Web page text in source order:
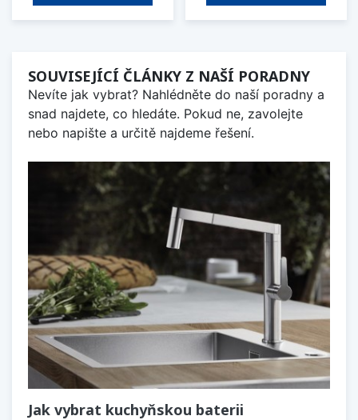
SOUVISEJÍCÍ ČLÁNKY Z NAŠÍ PORADNY
Nevíte jak vybrat? Nahlédněte do naší poradny a
snad najdete, co hledáte. Pokud ne, zavolejte
nebo napište a určitě najdeme řešení.
Jak vybrat kuchyňskou baterii